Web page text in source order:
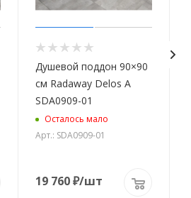
Душевой поддон 90×90
см Radaway Delos A
SDA0909-01
Осталось мало
Арт.: SDA0909-01
19 760₽/шт